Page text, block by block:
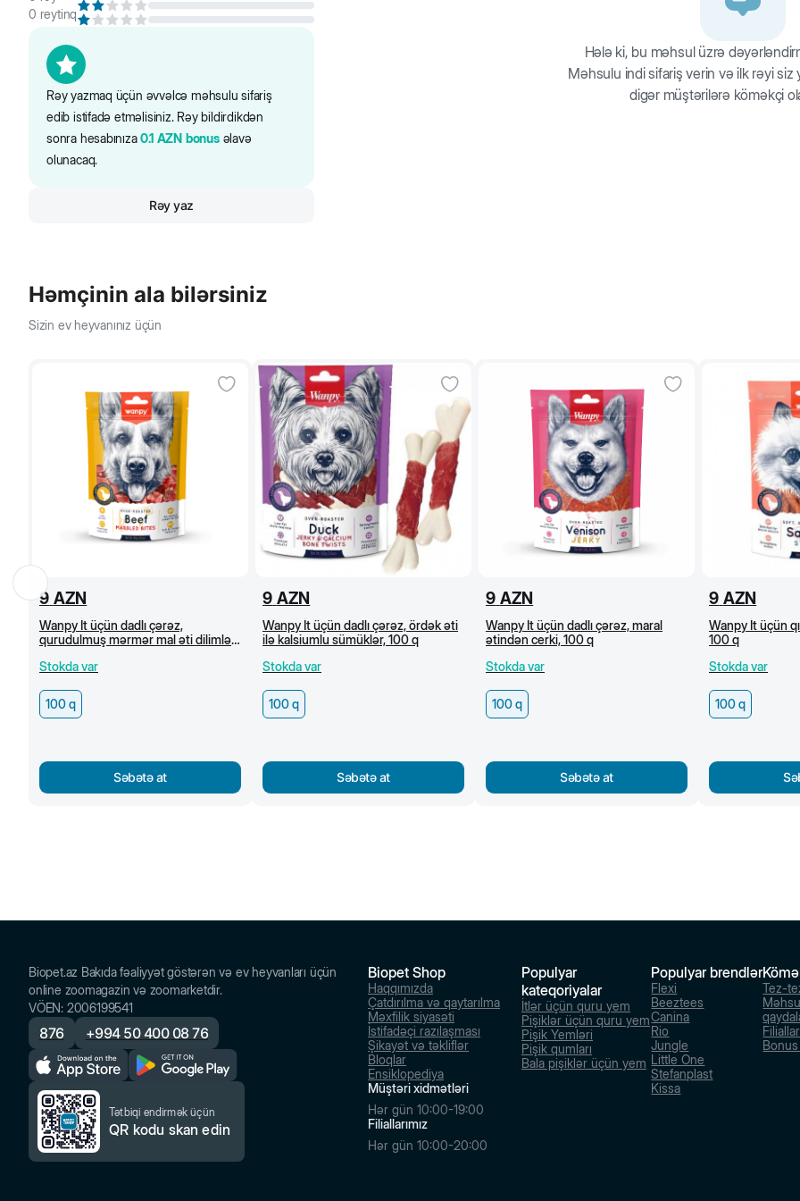
0 reytinq
Rəy yazmaq üçün əvvəlcə məhsulu sifariş
edib istifadə etməlisiniz. Rəy bildirdikdən
sonra hesabınıza0.1 AZN bonusəlavə
olunacaq.
Rəy yaz
Hələ ki, bu məhsul üzrə
Məhsulu indi sifariş verin və ilk rəyi siz
digər müştərilərə köməkçi
Həmçinin ala bilərsiniz
Sizin ev heyvanınız üçün
9 AZN
Wanpy İt üçün dadlı çərəz,
qurudulmuş mərmər mal əti dilimləri,
Stokda var
100 q
Səbətə at
9 AZN
Wanpy İt üçün dadlı çərəz, ördək əti
ilə kalsiumlu sümüklər, 100 q
Stokda var
100 q
Səbətə at
9 AZN
Wanpy İt üçün dadlı çərəz, maral
ətindən cerki, 100 q
Stokda var
100 q
Səbətə at
9 AZN
Wanpy İt üçün
100 q
Stokda var
100 q
Biopet.az Bakıda fəaliyyət göstərən və ev heyvanları üçün
online zoomagazin və zoomarketdir.
VÖEN: 2006199541
876 +994 50 400 08 76
Tətbiqi endirmək üçün
QR kodu skan edin
Biopet Shop
Haqqımızda
Çatdırılma və qaytarılma
Məxfilik siyasəti
İstifadəçi razılaşması
Şikayət və təkliflər
Bloqlar
Ensiklopediya
Müştəri xidmətləri
Hər gün 10:00-19:00
Filiallarımız
Hər gün 10:00-20:00
Populyar
kateqoriyalar
İtlər üçün quru yem
Pişiklər üçün quru yem
Pişik Yemləri
Pişik qumları
Bala pişiklər üçün yem
Populyar brendlər
Flexi
Beeztees
Canina
Rio
Jungle
Little One
Stefanplast
Kissa
Tez-
Filiallar